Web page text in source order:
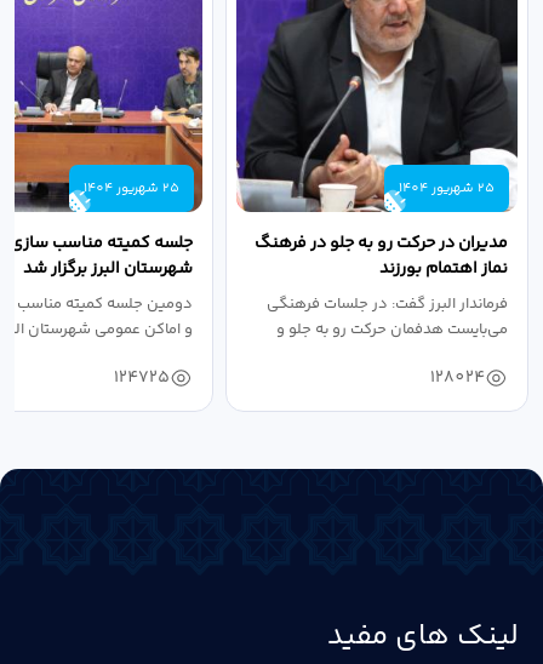
25 شهریور 1404
مدیران در حرکت رو به جلو در فرهنگ
نماز اهتمام بورزند
فرماندار البرز گفت: در جلسات فرهنگی
می‌بایست هدفمان حرکت رو به جلو و
128024
25 شهریور 1404
جلسه کمیته مناسب سازی
شهرستان البرز برگزار شد
دومین جلسه کمیته مناسب
و اماکن عمومی شهرستان
124725
لینک های مفید